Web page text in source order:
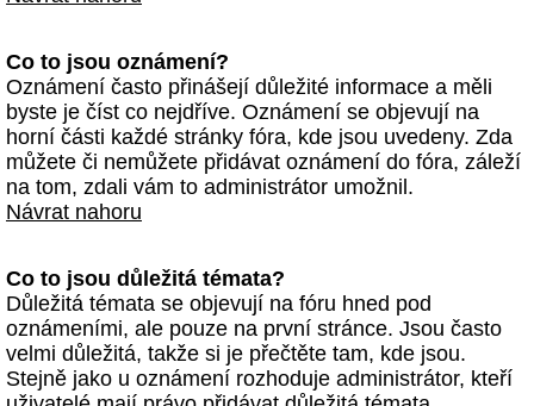
Co to jsou oznámení?
Oznámení často přinášejí důležité informace a měli
byste je číst co nejdříve. Oznámení se objevují na
horní části každé stránky fóra, kde jsou uvedeny. Zda
můžete či nemůžete přidávat oznámení do fóra, záleží
na tom, zdali vám to administrátor umožnil.
Návrat nahoru
Co to jsou důležitá témata?
Důležitá témata se objevují na fóru hned pod
oznámeními, ale pouze na první stránce. Jsou často
velmi důležitá, takže si je přečtěte tam, kde jsou.
Stejně jako u oznámení rozhoduje administrátor, kteří